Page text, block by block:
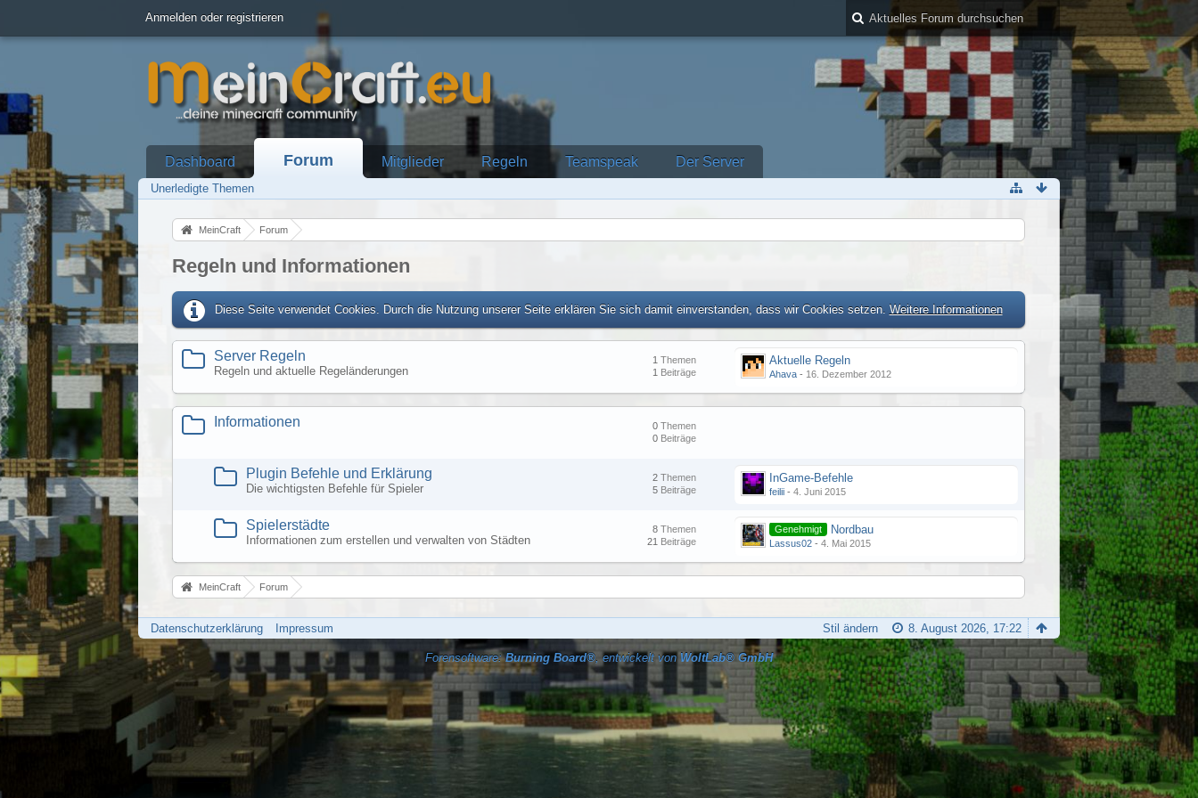
Anmelden oder registrieren
Dashboard Forum Mitglieder Regeln Teamspeak Der Server
Unerledigte Themen
MeinCraft Forum
Regeln und Informationen
Diese Seite verwendet Cookies. Durch die Nutzung unserer Seite erklären Sie sich damit einverstanden, dass wir Cookies setzen. Weitere Informationen
Server Regeln
Regeln und aktuelle Regeländerungen
Themen
1
Beiträge
1
Aktuelle Regeln
Ahava- 16. Dezember 2012
Informationen Themen
0
Beiträge
0
Plugin Befehle und Erklärung
Die wichtigsten Befehle für Spieler
Themen
2
Beiträge
5
InGame-Befehle
feilii- 4. Juni 2015
Spielerstädte
Informationen zum erstellen und verwalten von Städten
Themen
8
Beiträge
21
Genehmigt Nordbau
Lassus02- 4. Mai 2015
MeinCraft Forum
Datenschutzerklärung Impressum 8. August 2026, 17:22
Stil ändern
Forensoftware:Burning Board®, entwickelt von WoltLab® GmbH